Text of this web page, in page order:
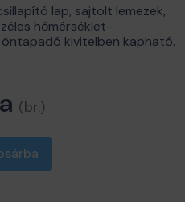
lap, sajtolt lemezek,
hőmérséklet-
kivitelben kapható.
(br.)